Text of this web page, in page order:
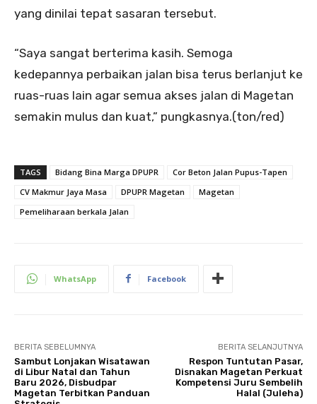
yang dinilai tepat sasaran tersebut.
“Saya sangat berterima kasih. Semoga
kedepannya perbaikan jalan bisa terus berlanjut ke
ruas-ruas lain agar semua akses jalan di Magetan
semakin mulus dan kuat,” pungkasnya.(ton/red)
TAGS Bidang Bina Marga DPUPR
Cor Beton Jalan Pupus-Tapen
CV Makmur Jaya Masa
DPUPR Magetan
Magetan
Pemeliharaan berkala Jalan
WhatsApp Facebook
BERITA SEBELUMNYA
Sambut Lonjakan Wisatawan
di Libur Natal dan Tahun
Baru 2026, Disbudpar
Magetan Terbitkan Panduan
BERITA SELANJUTNYA
Respon Tuntutan Pasar,
Disnakan Magetan Perkuat
Kompetensi Juru Sembelih
Halal (Juleha)